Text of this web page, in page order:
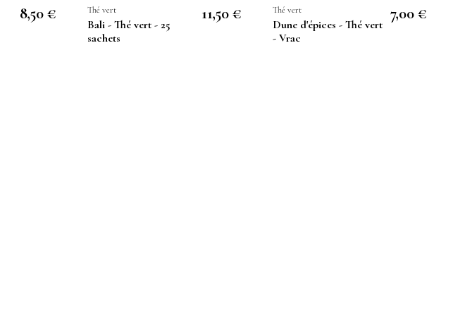
8,50 € Thé vert
Bali - Thé vert - 25
sachets
11,50 € Thé vert
Dune d'épices - Thé vert
- Vrac
7,00 €